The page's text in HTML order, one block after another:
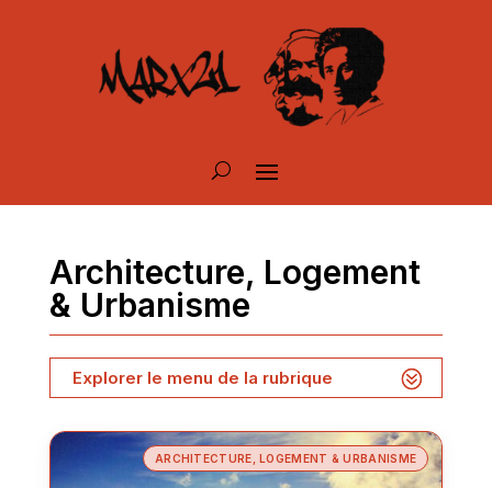
Architecture, Logement
& Urbanisme
Explorer le menu de la rubrique
ARCHITECTURE, LOGEMENT & URBANISME